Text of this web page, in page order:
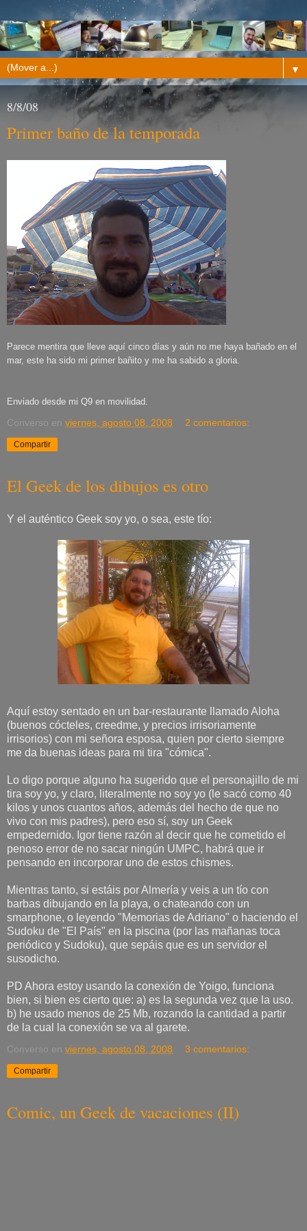
▼
8/8/08
Primer baño de la temporada
Parece mentira que lleve aquí cinco días y aún no me haya bañado en el
mar, este ha sido mi primer bañito y me ha sabido a gloria.
Enviado desde mi Q9 en movilidad.
Converso en viernes, agosto 08, 2008 2 comentarios:
Compartir
El Geek de los dibujos es otro
Y el auténtico Geek soy yo, o sea, este tío:
Aquí estoy sentado en un bar-restaurante llamado Aloha
(buenos cócteles, creedme, y precios irrisoriamente
irrisorios) con mi señora esposa, quien por cierto siempre
me da buenas ideas para mi tira "cómica".
Lo digo porque alguno ha sugerido que el personajillo de mi
tira soy yo, y claro, literalmente no soy yo (le sacó como 40
kilos y unos cuantos años, además del hecho de que no
vivo con mis padres), pero eso sí, soy un Geek
empedernido. Igor tiene razón al decir que he cometido el
penoso error de no sacar ningún UMPC, habrá que ir
pensando en incorporar uno de estos chismes.
Mientras tanto, si estáis por Almería y veis a un tío con
barbas dibujando en la playa, o chateando con un
smarphone, o leyendo "Memorias de Adriano" o haciendo el
Sudoku de "El País" en la piscina (por las mañanas toca
periódico y Sudoku), que sepáis que es un servidor el
susodicho.
PD Ahora estoy usando la conexión de Yoigo, funciona
bien, si bien es cierto que: a) es la segunda vez que la uso.
b) he usado menos de 25 Mb, rozando la cantidad a partir
de la cual la conexión se va al garete.
Converso en viernes, agosto 08, 2008 3 comentarios:
Compartir
Comic, un Geek de vacaciones (II)